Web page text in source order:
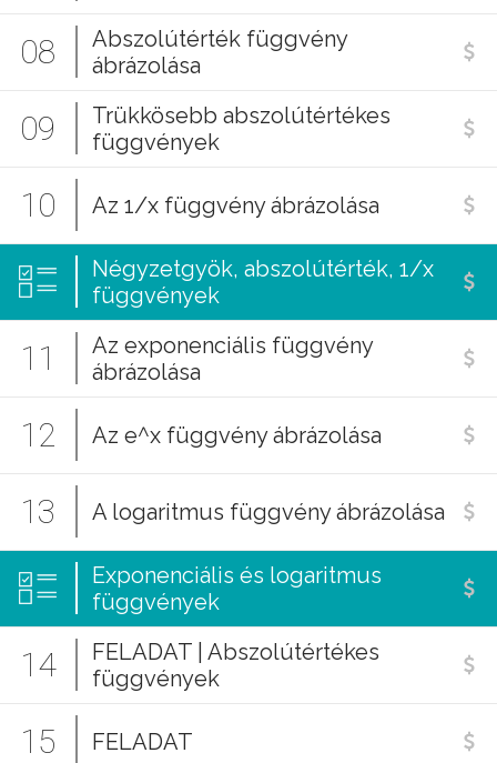
08
Abszolútérték függvény
ábrázolása
09
Trükkösebb abszolútértékes
függvények
10 Az 1/x függvény ábrázolása
Négyzetgyök, abszolútérték, 1/x
függvények
11
Az exponenciális függvény
ábrázolása
12 Az e^x függvény ábrázolása
13 A logaritmus függvény ábrázolása
Exponenciális és logaritmus
függvények
14
FELADAT | Abszolútértékes
függvények
15 FELADAT